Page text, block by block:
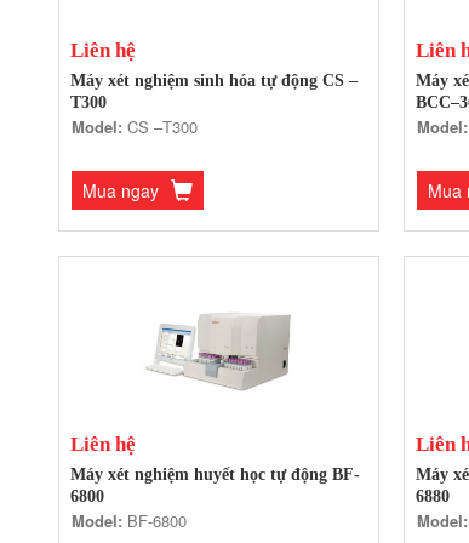
Liên hệ
Máy xét nghiệm sinh hóa tự động CS –
T300
Model: CS –T300
Mua ngay
Liên
Máy
Model:
Mua
Liên hệ
Máy xét nghiệm huyết học tự động BF-
6800
Model: BF-6800
Liên
Máy
6880
Model: